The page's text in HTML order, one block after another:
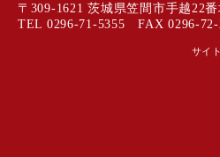
〒309-1621 茨城県笠間市手越22番
TEL 0296-71-5355 FAX 0296-72-
サイ